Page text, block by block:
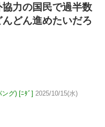
力の国民で過半数
どん進めたいだろ
グ) [ﾆﾀﾞ] 2025/10/15(水)